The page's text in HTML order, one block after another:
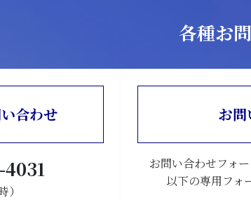
各種お
合わせ
）
お問
お問い合わせフォ
以下の専用フォ